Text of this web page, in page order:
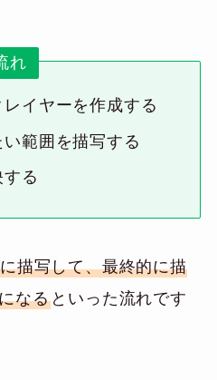
れ
イヤーを作成する
範囲を描写する
る
描写して、最終的に描
なる といった流れです